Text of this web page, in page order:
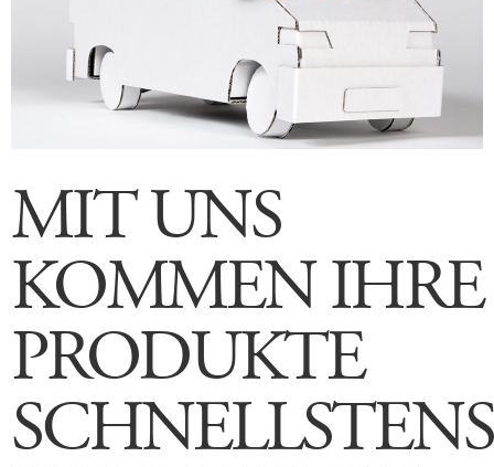
MIT UNS
KOMMEN IHRE
PRODUKTE
SCHNELLSTENS